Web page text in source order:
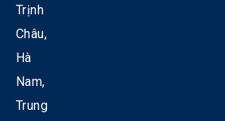
Trịnh
Châu,
Hà
Nam,
Trung